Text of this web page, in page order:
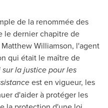
de la renommée des
le dernier chapitre de
Williamson, l'agent
qui était le maître de
sur la justice pour les
est en vigueur, les
d'aider à protéger les